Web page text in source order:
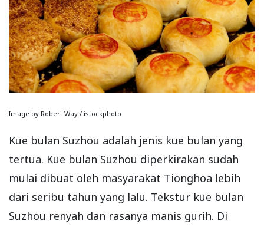
Image by Robert Way / istockphoto
Kue bulan Suzhou adalah jenis kue bulan yang
tertua. Kue bulan Suzhou diperkirakan sudah
mulai dibuat oleh masyarakat Tionghoa lebih
dari seribu tahun yang lalu. Tekstur kue bulan
Suzhou renyah dan rasanya manis gurih. Di